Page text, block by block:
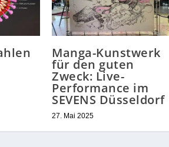
Manga-Kunstwerk
für den guten
Zweck: Live-
Performance im
SEVENS Düsseldorf
27. Mai 2025